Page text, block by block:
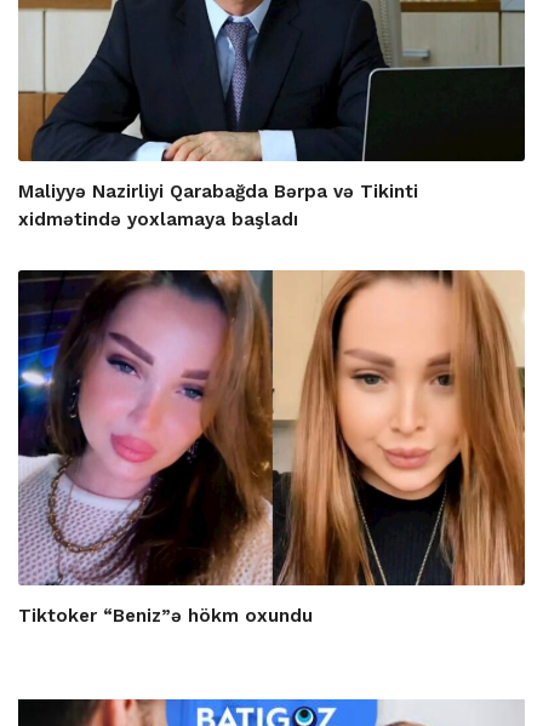
Maliyyə Nazirliyi Qarabağda Bərpa və Tikinti
xidmətində yoxlamaya başladı
Tiktoker “Beniz”ə hökm oxundu